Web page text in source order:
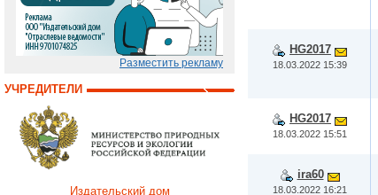
Разместить рекламу
УЧРЕДИТЕЛИ
Издательский дом
HG2017
18.03.2022 15:39
HG2017
18.03.2022 15:51
ira60
18.03.2022 16:21